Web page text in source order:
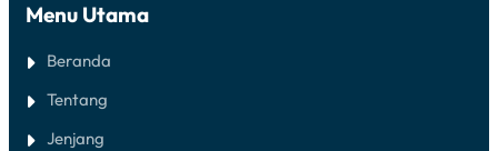
Menu Utama
Beranda
Tentang
Jenjang